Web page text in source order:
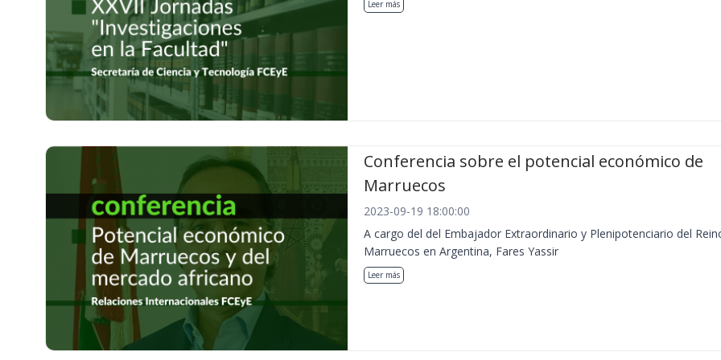
Leer más
Conferencia sobre el potencial económico de
Marruecos
2023-09-19 18:00:00
A cargo del del Embajador Extraordinario y Plenipotenciario del
Marruecos en Argentina, Fares Yassir
Leer más